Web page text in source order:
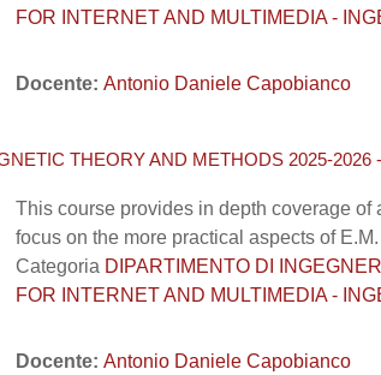
FOR INTERNET AND MULTIMEDIA -
Docente: Antonio Daniele Capobianco
THEORY AND METHODS 2025-2026
This course provides in depth coverage of
focus on the more practical aspects of
Categoria DIPARTIMENTO DI
FOR INTERNET AND MULTIMEDIA -
Docente: Antonio Daniele Capobianco